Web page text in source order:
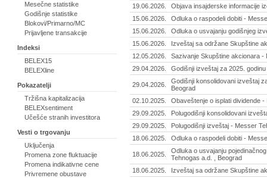
Mesečne statistike
Godišnje statistike
Blokovi/Primarno/MC
Prijavljene transakcije
Indeksi
BELEX15
BELEXline
Pokazatelji
Tržišna kapitalizacija
BELEXsentiment
Učešće stranih investitora
Vesti o trgovanju
Uključenja
Promena zone fluktuacije
Promena indikativne cene
Privremene obustave
19.06.2026.
Objava insajderske informacije
15.06.2026.
Odluka o raspodeli dobiti -
15.06.2026.
Odluka o usvajanju godišnjeg
15.06.2026.
Izveštaj sa održane Skupštine
12.05.2026.
Sazivanje Skupštine akcionara -
29.04.2026.
Godišnji izveštaj za 2025.
29.04.2026.
Godišnji konsolidovani izveštaj
Beograd
02.10.2025.
Obaveštenje o isplati dividende
29.09.2025.
Polugodišnji konsolidovani
29.09.2025.
Polugodišnji izveštaj - Messer
18.06.2025.
Odluka o raspodeli dobiti -
18.06.2025.
Odluka o usvajanju
Tehnogas a.d. , Beograd
18.06.2025.
Izveštaj sa održane Skupštine